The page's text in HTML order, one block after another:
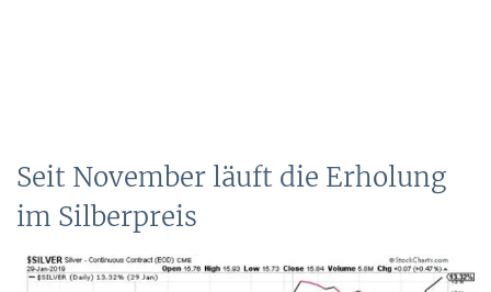
Seit November läuft die Erholung
im Silberpreis